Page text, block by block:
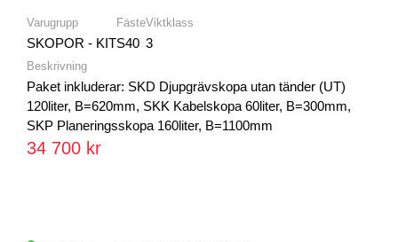
Varugrupp
SKOPOR - KIT
Fäste
S40
Viktklass
3
Beskrivning
Paket inkluderar: SKD Djupgrävskopa utan tänder (UT)
120liter, B=620mm, SKK Kabelskopa 60liter, B=300mm,
SKP Planeringsskopa 160liter, B=1100mm
34 700 kr